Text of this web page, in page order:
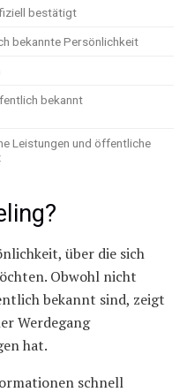
bestätigt
bekannte Persönlichkeit
bekannt
Leistungen und öffentliche
über die sich
Obwohl nicht
bekannt sind, zeigt
Werdegang
hat.
schnell